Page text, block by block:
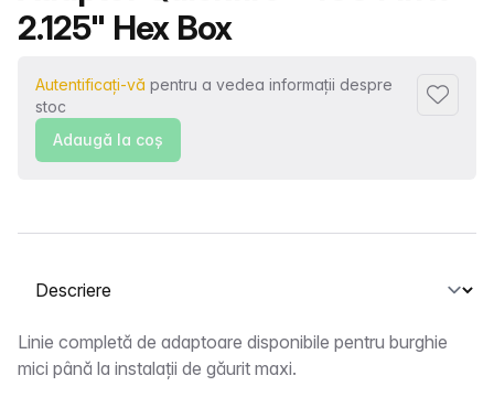
2.125" Hex Box
Autentificați-vă pentru a vedea informații despre
stoc
Adaugă la coş
Selectați o filă
Descriere
Linie completă de adaptoare disponibile pentru burghie
mici până la instalații de găurit maxi.